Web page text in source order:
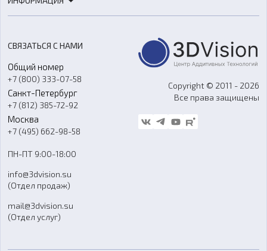
Расходные материалы
Оборудование и материалы для вакуумного литья
Аксессуары и прочее оборудование
Программное обеспечение
3D-моделирование
Ремонт и услуги
О компании
Контакты
Гос. закупки
Стать дилером
Блог
FAQ
СВЯЗАТЬСЯ С НАМИ
Общий номер
+7 (800) 333-07-58
Санкт-Петербург
+7 (812) 385-72-92
Москва
+7 (495) 662-98-58
ПН-ПТ 9:00-18:00
info@3dvision.su
(Отдел продаж)
mail@3dvision.su
(Отдел услуг)
Copyright © 2011 - 2026
Все права защищены